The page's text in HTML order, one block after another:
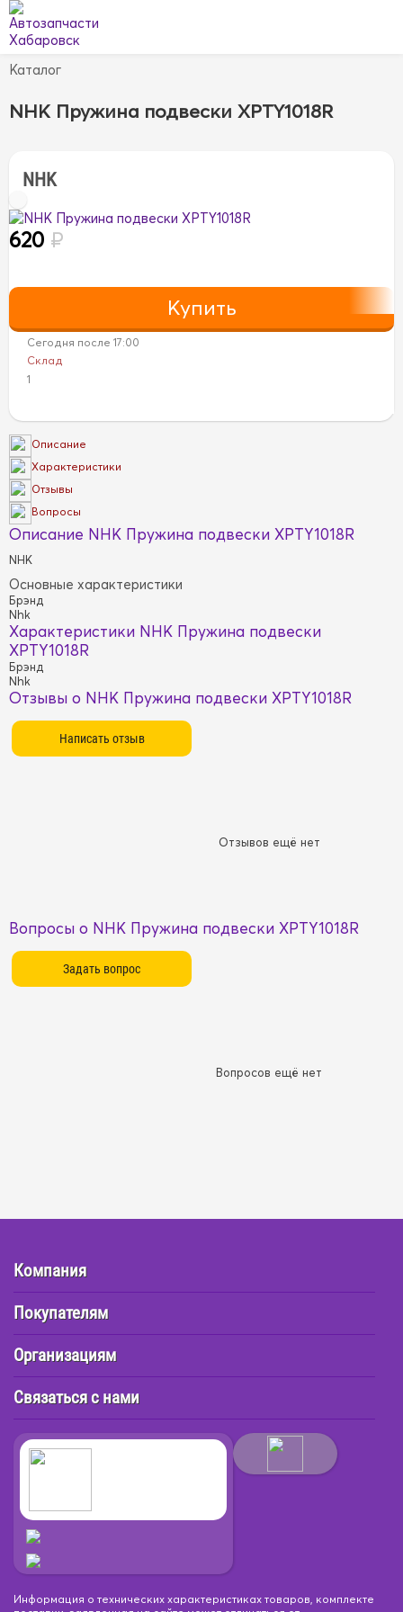
Каталог
NHK Пружина подвески XPTY1018R
NHK
620 ₽
Сегодня после 17:00
Склад
1
Описание
Характеристики
Отзывы
Вопросы
Описание NHK Пружина подвески XPTY1018R
NHK
Основные характеристики
Брэнд
Nhk
Характеристики NHK Пружина подвески
XPTY1018R
Брэнд
Nhk
Отзывы о NHK Пружина подвески XPTY1018R
Отзывов ещё нет
Вопросы о NHK Пружина подвески XPTY1018R
Вопросов ещё нет
Компания
Покупателям
Организациям
Связаться с нами
Информация о технических характеристиках товаров, комплекте